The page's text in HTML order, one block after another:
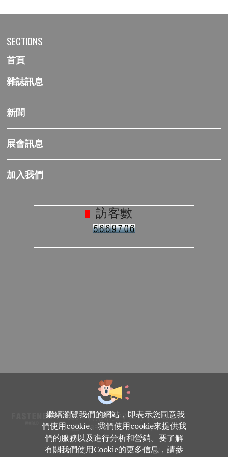
繼續瀏覽我們的網站，即表示您同意我
們使用cookie。我們使用cookie來提供我
們的服務以及進行分析和營銷。要了解
有關我們使用Cookie的更多信息，請參
SECTIONS
首頁
雜誌訊息
新聞
展會訊息
加入我們
訪客數
708014 台南市安平區育平路469號
電話 : +886-6-2954000(Rep.)
傳真 : +886-6-2953939
sales@fastener-world.com.tw